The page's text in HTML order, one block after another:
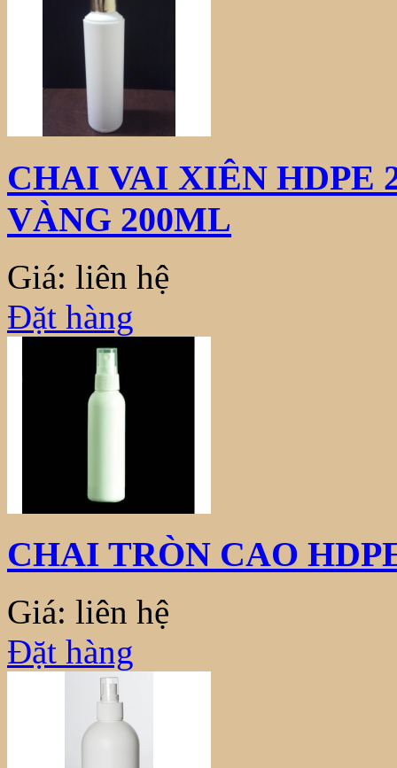
CHAI VAI XIÊN HDPE
VÀNG 200ML
Giá: liên hệ
Đặt hàng
CHAI TRÒN CAO
Giá: liên hệ
Đặt hàng